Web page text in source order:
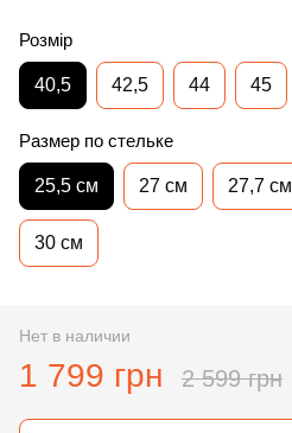
Розмір
40,5 42,5 44 45
Размер по стельке
25,5 см 27 см 27,7 см
30 см
Нет в наличии
1 799 грн 2 599 грн